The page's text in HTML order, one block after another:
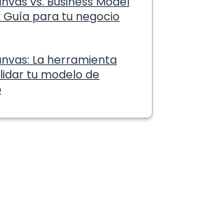
Guía para tu negocio
La herramienta
tu modelo de